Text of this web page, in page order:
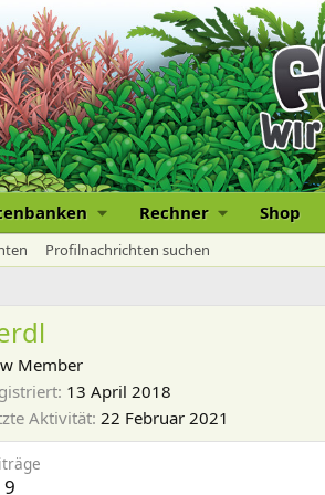
Rechner Shop
Profilnachrichten suchen
Member
13 April 2018
Aktivität 22 Februar 2021
9